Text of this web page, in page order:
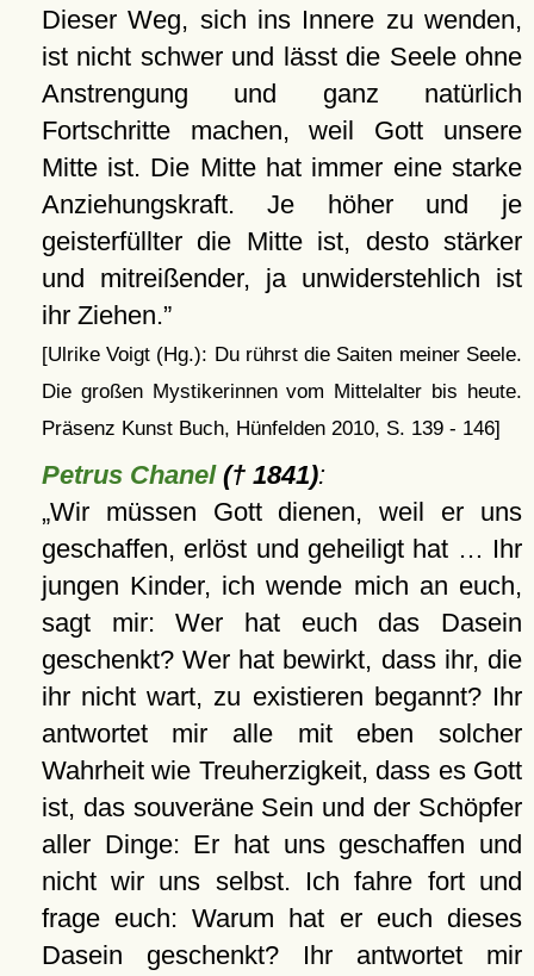
Dieser Weg, sich ins Innere zu wenden,
ist nicht schwer und lässt die Seele ohne
Anstrengung und ganz natürlich
Fortschritte machen, weil Gott unsere
Mitte ist. Die Mitte hat immer eine starke
Anziehungskraft. Je höher und je
geisterfüllter die Mitte ist, desto stärker
und mitreißender, ja unwiderstehlich ist
ihr Ziehen.
[Ulrike Voigt (Hg.): Du rührst die Saiten meiner Seele.
Die großen Mystikerinnen vom Mittelalter bis heute.
Präsenz Kunst Buch, Hünfelden 2010, S. 139 - 146]
Petrus Chanel(† 1841):
Wir müssen Gott dienen, weil er uns
geschaffen, erlöst und geheiligt hat … Ihr
jungen Kinder, ich wende mich an euch,
sagt mir: Wer hat euch das Dasein
geschenkt? Wer hat bewirkt, dass ihr, die
ihr nicht wart, zu existieren begannt? Ihr
antwortet mir alle mit eben solcher
Wahrheit wie Treuherzigkeit, dass es Gott
ist, das souveräne Sein und der Schöpfer
aller Dinge: Er hat uns geschaffen und
nicht wir uns selbst. Ich fahre fort und
frage euch: Warum hat er euch dieses
Dasein geschenkt? Ihr antwortet mir